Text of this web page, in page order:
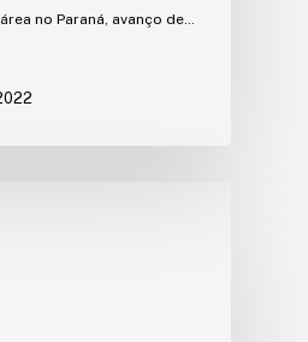
no Paraná, avanço de…